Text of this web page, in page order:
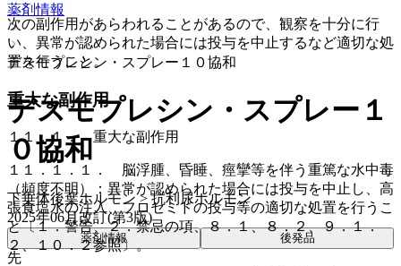
次の副作用があらわれることがあるので、観察を十分に行
い、異常が認められた場合には投与を中止するなど適切な処
置を行うこと。
重大な副作用
１１．１． 重大な副作用
１１．１．１． 脳浮腫、昏睡、痙攣等を伴う重篤な水中毒
（頻度不明）：異常が認められた場合には投与を中止し、高
張食塩水の注入、フロセミドの投与等の適切な処置を行うこ
と〔１．警告、２．禁忌の項、８．１、８．２、９．１．
２、１０．２参照〕。
薬剤情報
デスモプレシン・スプレー１０協和
デスモプレシン・スプレー１
０協和
下垂体後葉ホルモン > 抗利尿ホルモン
2025年06月改訂(第3版)
薬剤情報 後発品
先